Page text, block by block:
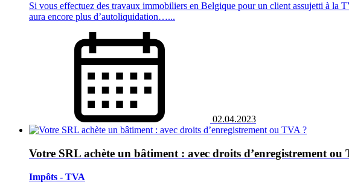
Si vous effectuez des travaux immobiliers en Belgique pour un client assujetti à la
aura encore plus d’autoliquidation…...
02.04.2023
Votre SRL achète un bâtiment : avec droits d’enregistrement ou
Impôts - TVA